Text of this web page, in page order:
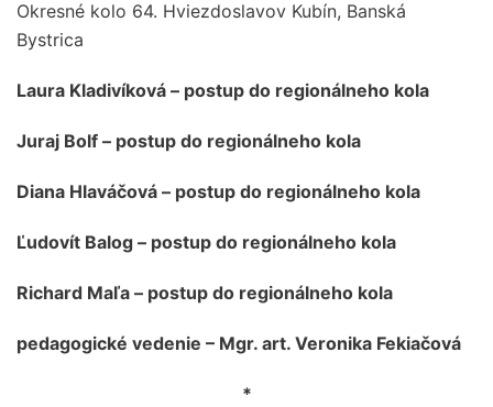
Okresné kolo 64. Hviezdoslavov Kubín, Banská
Bystrica
Laura Kladivíková – postup do regionálneho kola
Juraj Bolf – postup do regionálneho kola
Diana Hlaváčová – postup do regionálneho kola
Ľudovít Balog – postup do regionálneho kola
Richard Maľa – postup do regionálneho kola
pedagogické vedenie – Mgr. art. Veronika Fekiačová
*